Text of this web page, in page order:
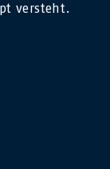
versteht.